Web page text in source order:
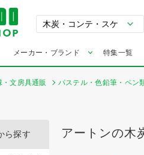
メーカー・ブランド 特集一覧
文房具通販 パステル・色鉛筆・ペン
アートンの木
ら探す